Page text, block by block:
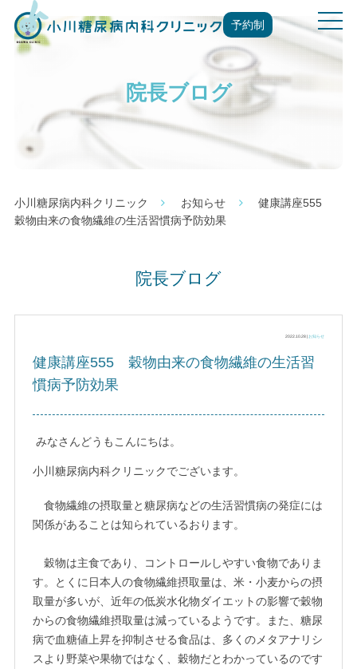
予約制
t
o
g
院長ブログ
小川糖尿病内科クリニック お知らせ
健康講座555
穀物由来の食物繊維の生活習慣病予防効果
院長ブログ
2022.10.28 |お知らせ
健康講座555 穀物由来の食物繊維の生活習
慣病予防効果
みなさんどうもこんにちは。
小川糖尿病内科クリニックでございます。
食物繊維の摂取量と糖尿病などの生活習慣病の発症には
関係があることは知られているおります。
穀物は主食であり、コントロールしやすい食物でありま
す。とくに日本人の食物繊維摂取量は、米・小麦からの摂
取量が多いが、近年の低炭水化物ダイエットの影響で穀物
からの食物繊維摂取量は減っているようです。また、糖尿
病で血糖値上昇を抑制させる食品は、多くのメタアナリシ
スより野菜や果物ではなく、穀物だとわかっているのです